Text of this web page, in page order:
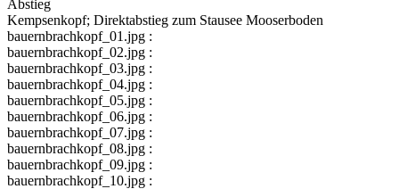
Abstieg
Kempsenkopf; Direktabstieg zum Stausee Mooserboden
bauernbrachkopf_01.jpg :
bauernbrachkopf_02.jpg :
bauernbrachkopf_03.jpg :
bauernbrachkopf_04.jpg :
bauernbrachkopf_05.jpg :
bauernbrachkopf_06.jpg :
bauernbrachkopf_07.jpg :
bauernbrachkopf_08.jpg :
bauernbrachkopf_09.jpg :
bauernbrachkopf_10.jpg :